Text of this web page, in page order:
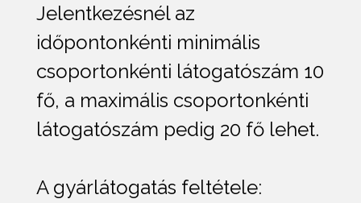
Jelentkezésnél az
időpontonkénti minimális
csoportonkénti látogatószám 10
fő, a maximális csoportonkénti
látogatószám pedig 20 fő lehet.
A gyárlátogatás feltétele: